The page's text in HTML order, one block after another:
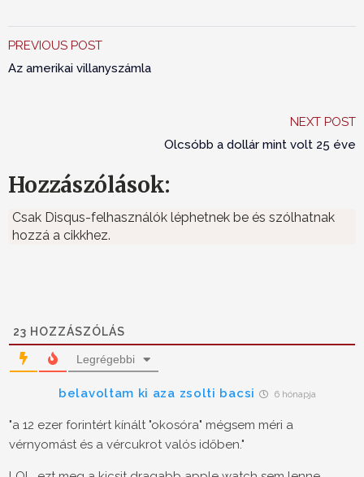
PREVIOUS POST
Az amerikai villanyszámla
NEXT POST
Olcsóbb a dollár mint volt 25 éve
Hozzászólások:
Csak Disqus-felhasználók léphetnek be és szólhatnak
hozzá a cikkhez.
23 HOZZÁSZÓLÁS
Legrégebbi
belavoltam ki aza zsolti bacsi 6 hónapja
"a 12 ezer forintért kínált "okosóra" mégsem méri a
vérnyomást és a vércukrot valós időben."